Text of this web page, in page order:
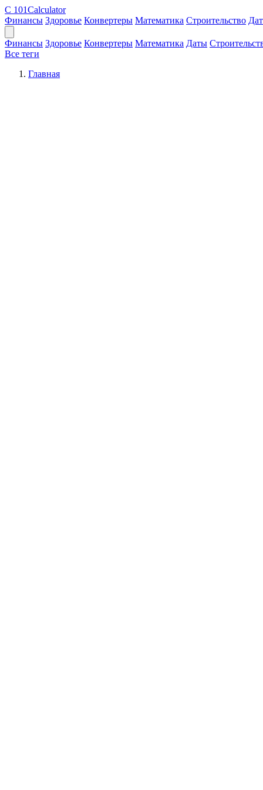
C 101Calculator
Финансы Здоровье Конвертеры Математика Строительство
Финансы Здоровье Конвертеры Математика Даты
Все теги
Главная